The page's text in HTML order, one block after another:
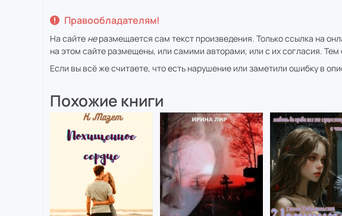
Правообладателям!
На сайте неразмещается сам текст произведения. Только ссылка на
на этом сайте размещены, или самими авторами, или с их согласия.
Если вы всё же считаете, что есть нарушение или заметили ошибку в
Похожие книги